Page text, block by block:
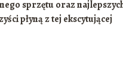
sprzętu oraz
płyną z tej ekscytującej